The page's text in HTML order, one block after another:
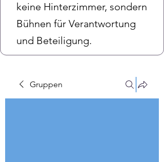
keine Hinterzimmer, sondern
Bühnen für Verantwortung
und Beteiligung.
Gruppen